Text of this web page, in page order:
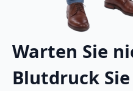
Warten Sie
Blutdruck